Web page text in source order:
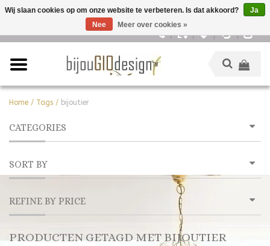
Home / Tags / bijoutier
CATEGORIES
SORT BY
REFINE BY PRICE
PRODUCTEN GETAGD MET BIJOUTIER
Wij slaan cookies op om onze website te verbeteren. Is dat akkoord?
Ja
Nee
Meer over cookies »